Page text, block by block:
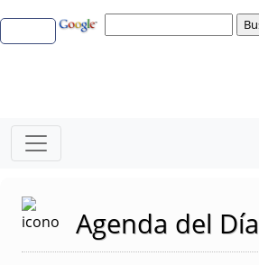
Agenda del Día